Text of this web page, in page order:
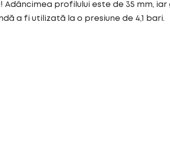
Adâncimea profilului este de 35 mm,
a fi utilizată la o presiune de 4,1 bari.